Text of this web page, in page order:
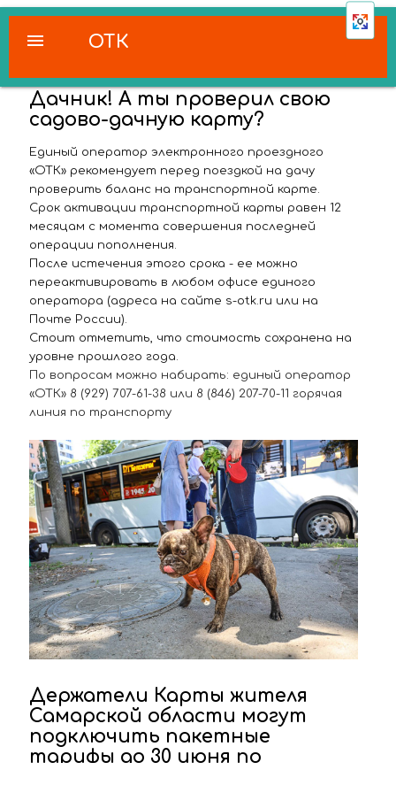
ОТК
menu
Дачник! А ты проверил свою
садово-дачную карту?
Единый оператор электронного проездного
«ОТК» рекомендует перед поездкой на дачу
проверить баланс на транспортной карте.
Срок активации транспортной карты равен 12
месяцам с момента совершения последней
операции пополнения.
После истечения этого срока - ее можно
переактивировать в любом офисе единого
оператора (адреса на сайте s-otk.ru или на
Почте России).
Стоит отметить, что стоимость сохранена на
уровне прошлого года.
По вопросам можно набирать: единый оператор
«ОТК» 8 (929) 707-61-38 или 8 (846) 207-70-11 горячая
линия по транспорту
Держатели Карты жителя
Самарской области могут
подключить пакетные
тарифы до 30 июня по